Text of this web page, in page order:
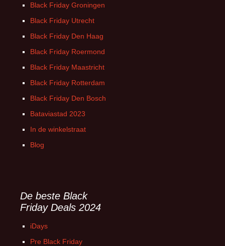
Black Friday Groningen
Black Friday Utrecht
Black Friday Den Haag
Black Friday Roermond
Black Friday Maastricht
Black Friday Rotterdam
Black Friday Den Bosch
Bataviastad 2023
In de winkelstraat
Blog
De beste Black
Friday Deals 2024
iDays
Pre Black Friday